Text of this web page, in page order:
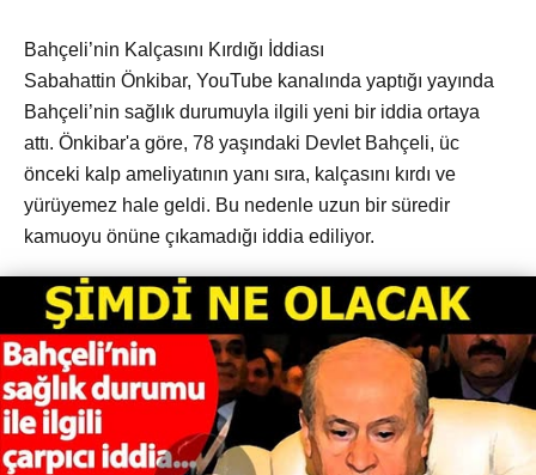
Bahçeli’nin Kalçasını Kırdığı İddiası
Sabahattin Önkibar, YouTube kanalında yaptığı yayında
Bahçeli’nin sağlık durumuyla ilgili yeni bir iddia ortaya
attı. Önkibar'a göre, 78 yaşındaki Devlet Bahçeli, üc
önceki kalp ameliyatının yanı sıra, kalçasını kırdı ve
yürüyemez hale geldi. Bu nedenle uzun bir süredir
kamuoyu önüne çıkamadığı iddia ediliyor.